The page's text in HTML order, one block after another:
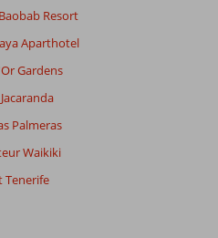
Resort
Aparthotel
Gardens
Palmeras
Waikiki
Tenerife